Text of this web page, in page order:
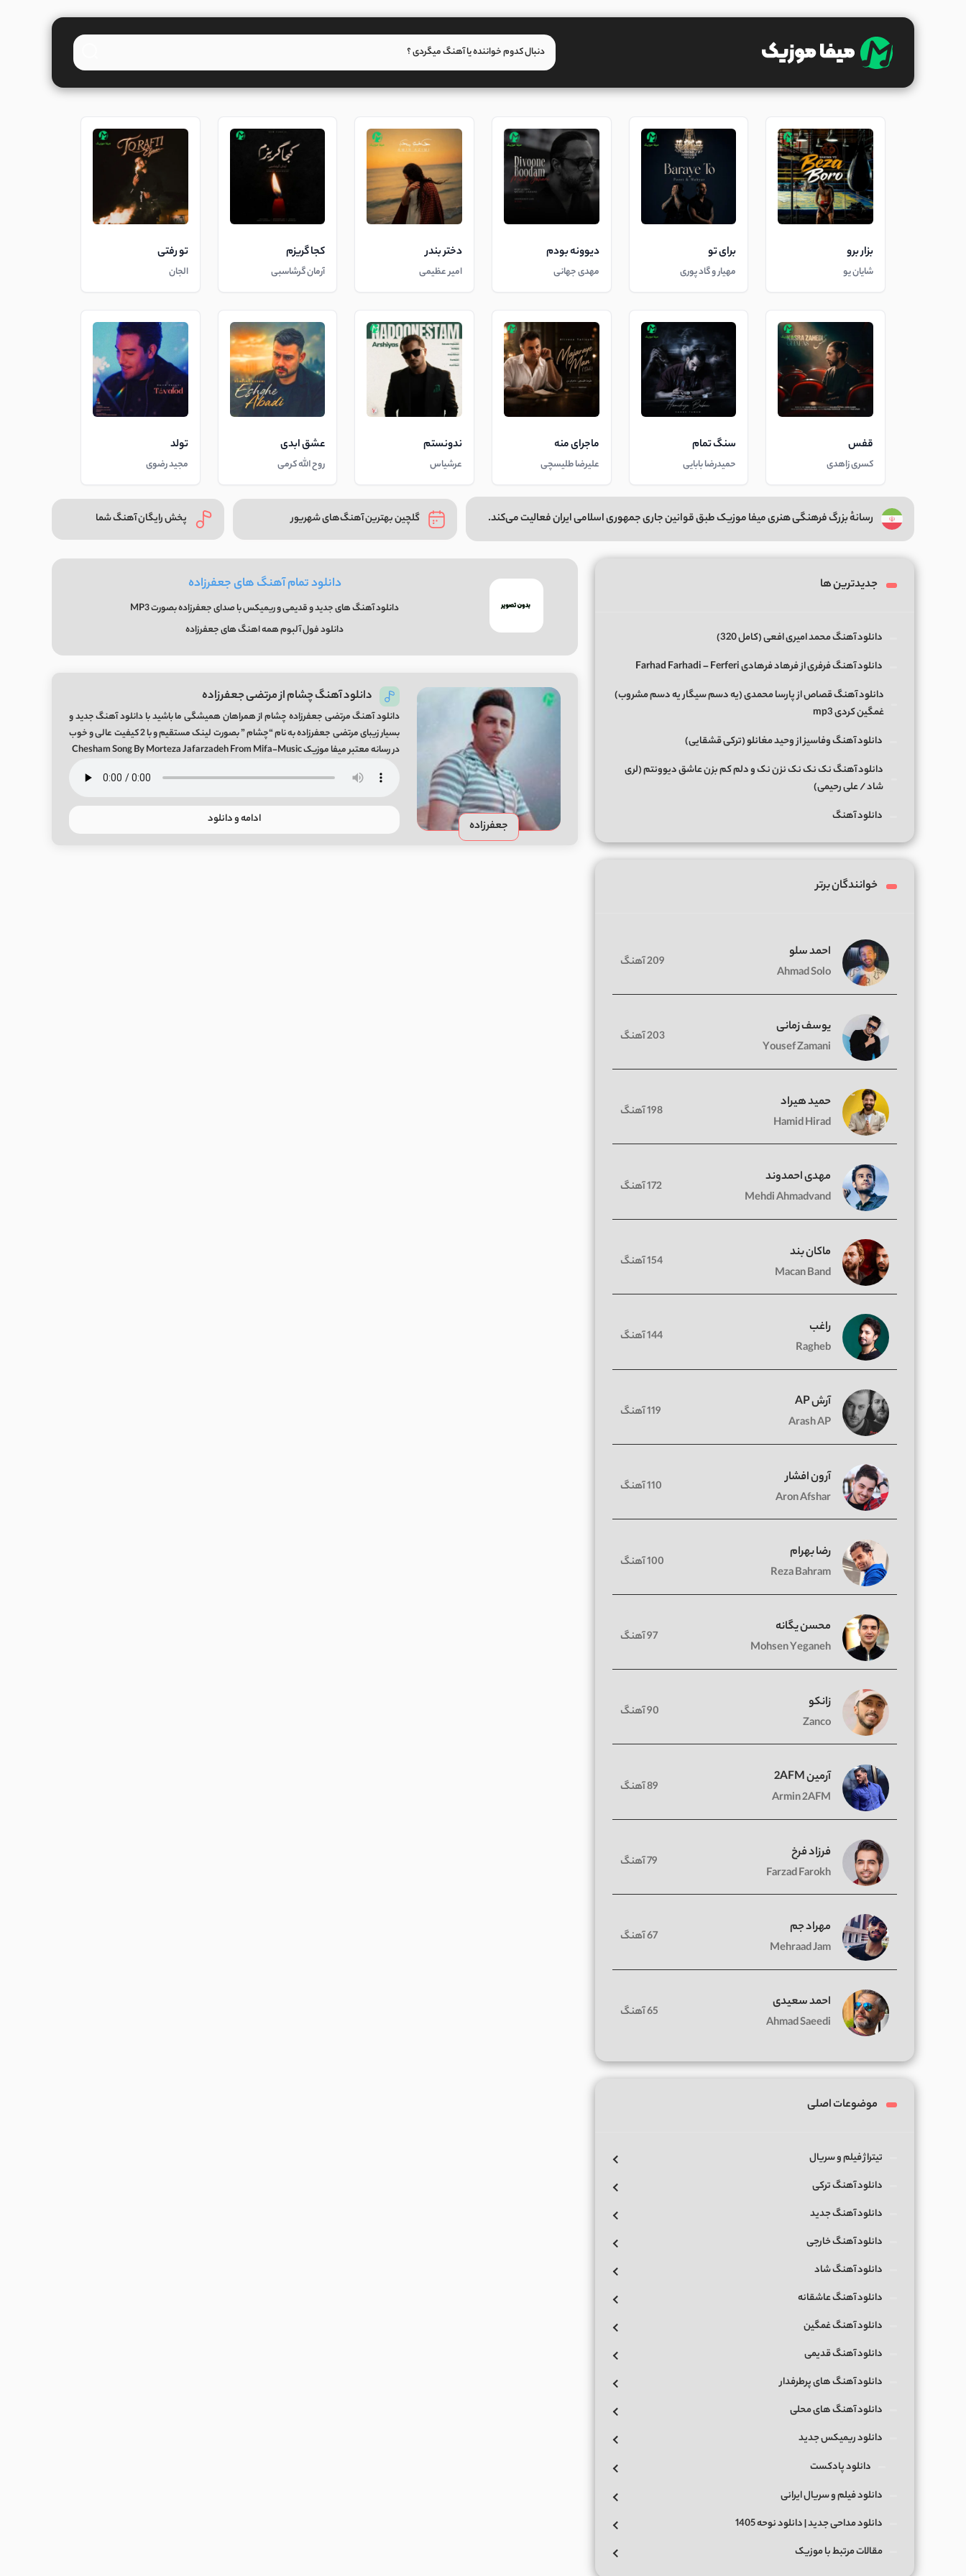
بزار برو
شایان یو
برای تو
مهیار و گاد پوری
دیوونه بودم
مهدی جهانی
دختر بندر
امیر عظیمی
کجا گریزم
آرمان گرشاسبی
تو رفتی
الجان
قفس
کسری زاهدی
سنگ تمام
حمیدرضا بابایی
ماجرای منه
علیرضا طلیسچی
ندونستم
عرشیاس
عشق ابدی
روح الله کرمی
تولد
مجید رضوی
رسانهٔ بزرگ فرهنگی هنری میفا موزیک طبق قوانین جاری جمهوری اسلامی ایران فعالیت می‌کند. گلچین بهترین آهنگ‌های شهریور پخش رایگان آهنگ شما
دانلود تمام آهنگ های جعفرزاده
دانلود آهنگ های جدید و قدیمی و ریمیکس با صدای جعفرزاده بصورت MP3
دانلود فول آلبوم همه اهنگ های جعفرزاده
جعفرزاده
دانلود آهنگ چشام از مرتضی جعفرزاده
دانلود آهنگ مرتضی جعفرزاده چشام از همراهان همیشگی ما باشید با دانلود آهنگ جدید و
بسیار زیبای مرتضی جعفرزاده به نام “چشام ” بصورت لینک مستقیم و با 2 کیفیت عالی و خوب
در رسانه معتبر میفا موزیک Chesham Song By Morteza Jafarzadeh From Mifa-Music
ادامه و دانلود
جدیدترین ها
دانلود آهنگ محمد امیری افعی (کامل 320)
دانلود آهنگ فرفری از فرهاد فرهادی Farhad Farhadi – Ferferi
دانلود آهنگ قصاص از پارسا محمدی (یه دسم سیگار یه دسم مشروب)
غمگین کردی mp3
دانلود آهنگ وفاسیز از وحید مغانلو (ترکی قشقایی)
دانلود آهنگ نک نک نک نزن نک و دلم کم بزن عاشق دیوونتم (لری
شاد / علی رحیمی)
دانلود آهنگ
خوانندگان برتر
احمد سلو
Ahmad Solo
209 آهنگ
یوسف زمانی
Yousef Zamani
203 آهنگ
حمید هیراد
Hamid Hirad
198 آهنگ
مهدی احمدوند
Mehdi Ahmadvand
172 آهنگ
ماکان بند
Macan Band
154 آهنگ
راغب
Ragheb
144 آهنگ
آرش AP
Arash AP
119 آهنگ
آرون افشار
Aron Afshar
110 آهنگ
رضا بهرام
Reza Bahram
100 آهنگ
محسن یگانه
Mohsen Yeganeh
97 آهنگ
زانکو
Zanco
90 آهنگ
آرمین 2AFM
Armin 2AFM
89 آهنگ
فرزاد فرخ
Farzad Farokh
79 آهنگ
مهراد جم
Mehraad Jam
67 آهنگ
احمد سعیدی
Ahmad Saeedi
65 آهنگ
موضوعات اصلی
تیتراژ فیلم و سریال
دانلود آهنگ ترکی
دانلود آهنگ جدید
دانلود آهنگ خارجی
دانلود آهنگ شاد
دانلود آهنگ عاشقانه
دانلود آهنگ غمگین
دانلود آهنگ قدیمی
دانلود آهنگ های پرطرفدار
دانلود آهنگ های محلی
دانلود ریمیکس جدید
دانلود پادکست
دانلود فیلم و سریال ایرانی
دانلود مداحی جدید | دانلود نوحه 1405
مقالات مرتبط با موزیک